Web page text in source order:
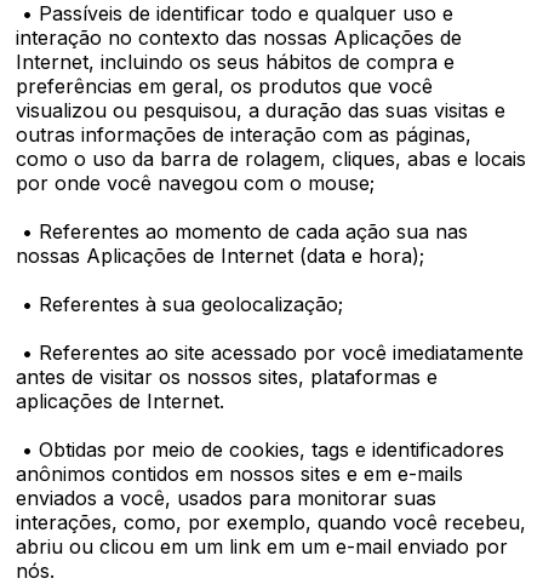
• Passíveis de identificar todo e qualquer uso e
interação no contexto das nossas Aplicações de
Internet, incluindo os seus hábitos de compra e
preferências em geral, os produtos que você
visualizou ou pesquisou, a duração das suas visitas e
outras informações de interação com as páginas,
como o uso da barra de rolagem, cliques, abas e locais
por onde você navegou com o mouse;
• Referentes ao momento de cada ação sua nas
nossas Aplicações de Internet (data e hora);
• Referentes à sua geolocalização;
• Referentes ao site acessado por você imediatamente
antes de visitar os nossos sites, plataformas e
aplicações de Internet.
• Obtidas por meio de cookies, tags e identificadores
anônimos contidos em nossos sites e em e-mails
enviados a você, usados para monitorar suas
interações, como, por exemplo, quando você recebeu,
abriu ou clicou em um link em um e-mail enviado por
nós.